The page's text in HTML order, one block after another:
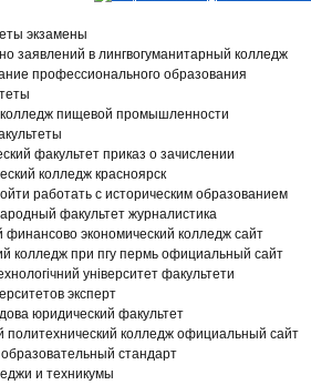
экзамены
заявлений в лингвогуманитарный колледж
профессионального образования
колледж пищевой промышленности
факультет приказ о зачислении
колледж красноярск
работать с историческим образованием
факультет журналистика
финансово экономический колледж сайт
колледж при пгу пермь официальный сайт
університет факультети
эксперт
юридический факультет
политехнический колледж официальный сайт
стандарт
и техникумы